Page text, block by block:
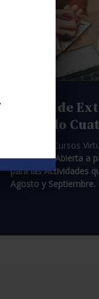
Cursos de
Segundo
Pasantías. Cursos
Inscripción Abierta a
para las Actividades
Agosto y Septiembre.